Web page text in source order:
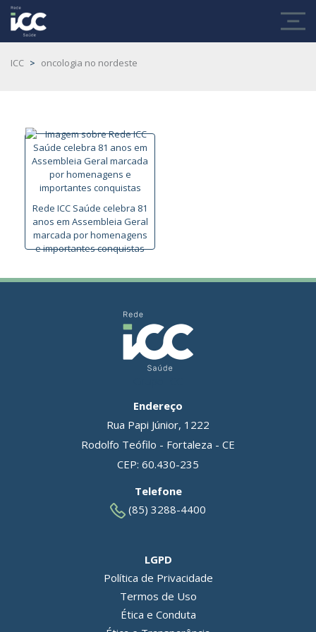
ICC > oncologia no nordeste
Rede ICC Saúde celebra 81
anos em Assembleia Geral
marcada por homenagens
e importantes conquistas
Endereço
Rua Papi Júnior, 1222
Rodolfo Teófilo - Fortaleza - CE
CEP: 60.430-235
Telefone
(85) 3288-4400
LGPD
Política de Privacidade
Termos de Uso
Ética e Conduta